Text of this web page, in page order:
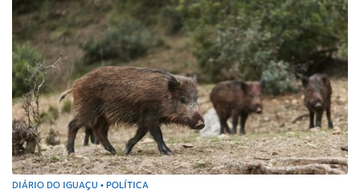
DIÁRIO DO IGUAÇU • POLÍTICA